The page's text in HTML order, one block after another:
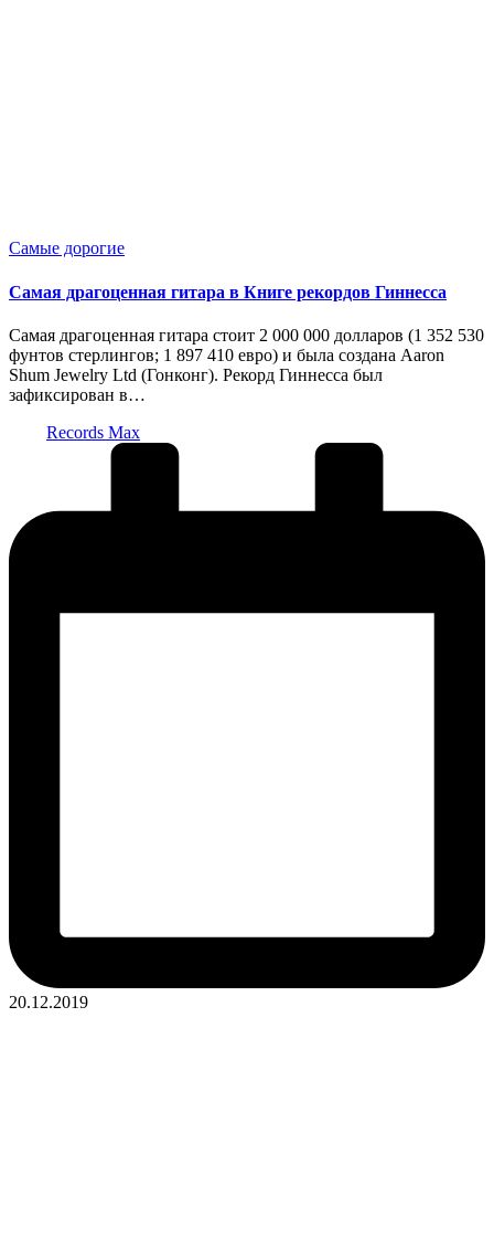
Опубликовано
Самые дорогие
Самая драгоценная гитара в Книге рекордов Гиннесса
Самая драгоценная гитара стоит 2 000 000 долларов (1 352 530
фунтов стерлингов; 1 897 410 евро) и была создана Aaron
Shum Jewelry Ltd (Гонконг). Рекорд Гиннесса был
зафиксирован в…
Records Max
20.12.2019